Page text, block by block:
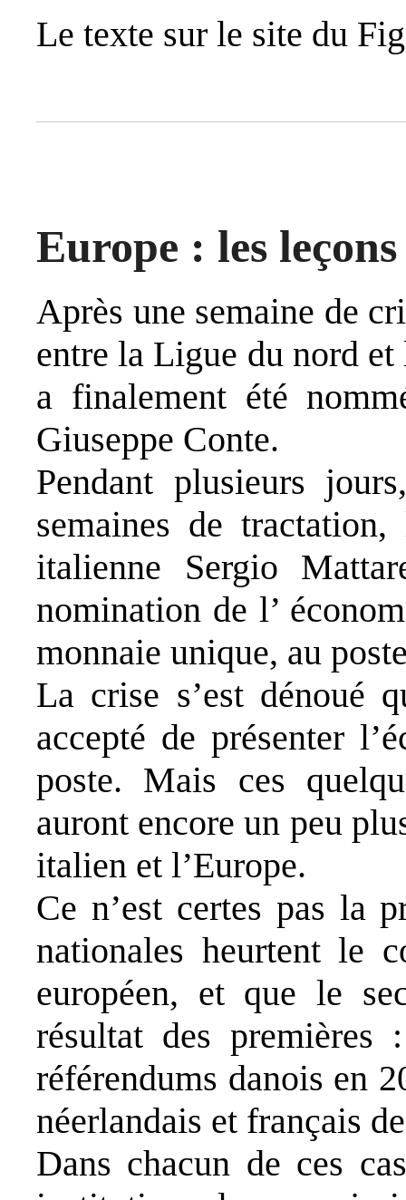
Le texte sur le site du
Europe : les
Après une semaine de
entre la Ligue du nord
a finalement été
Giuseppe Conte.
Pendant plusieurs
semaines de
italienne Sergio
nomination de l’
monnaie unique, au
La crise s’est dénoué
accepté de présenter
poste. Mais ces
auront encore un peu
italien et l’Europe.
Ce n’est certes pas la
nationales heurtent le
européen, et que le
résultat des
référendums danois en
néerlandais et français
Dans chacun de ces